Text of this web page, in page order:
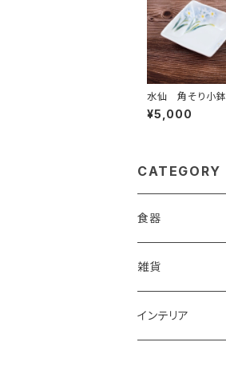
水仙 角そり小鉢
¥5,000
CATEGORY
食器
鉢
楕円大鉢
皿
雑貨
箸置き
インテリア